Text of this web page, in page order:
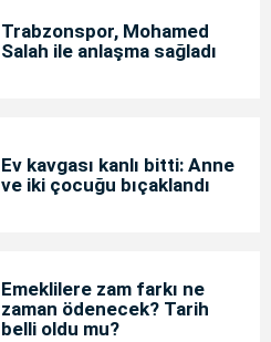
Trabzonspor, Mohamed
Salah ile anlaşma sağladı
Ev kavgası kanlı bitti: Anne
ve iki çocuğu bıçaklandı
Emeklilere zam farkı ne
zaman ödenecek? Tarih
belli oldu mu?